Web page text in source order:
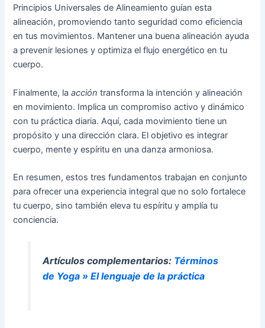
Principios Universales de Alineamiento guían esta
alineación, promoviendo tanto seguridad como eficiencia
en tus movimientos. Mantener una buena alineación ayuda
a prevenir lesiones y optimiza el flujo energético en tu
cuerpo.
Finalmente, laacción transforma la intención y alineación
en movimiento. Implica un compromiso activo y dinámico
con tu práctica diaria. Aquí, cada movimiento tiene un
propósito y una dirección clara. El objetivo es integrar
cuerpo, mente y espíritu en una danza armoniosa.
En resumen, estos tres fundamentos trabajan en conjunto
para ofrecer una experiencia integral que no solo fortalece
tu cuerpo, sino también eleva tu espíritu y amplía tu
conciencia.
Artículos complementarios: Términos
de Yoga » El lenguaje de la práctica